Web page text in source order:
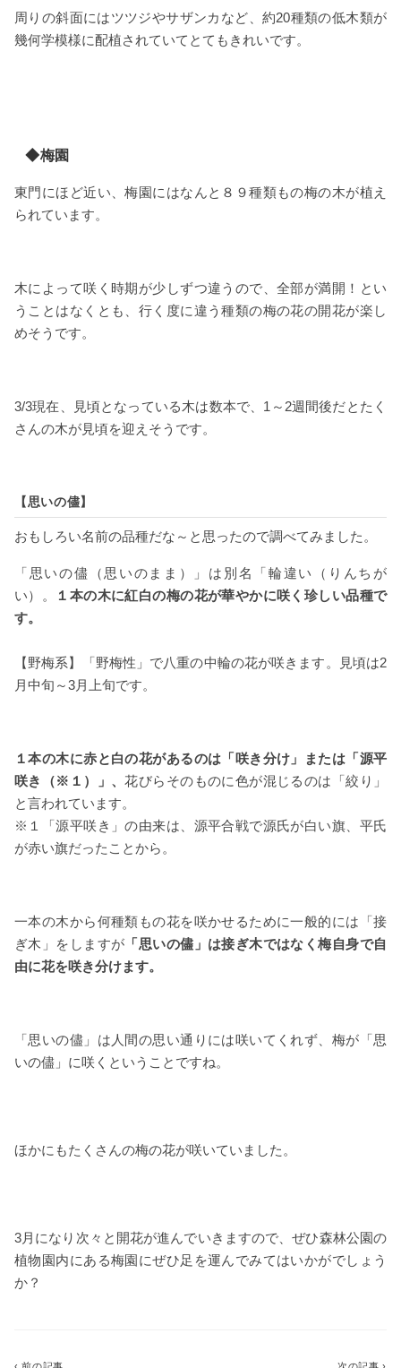
周りの斜面にはツツジやサザンカなど、約20種類の低木類が
幾何学模様に配植されていてとてもきれいです。
◆梅園
東門にほど近い、梅園にはなんと８９種類もの梅の木が植え
られています。
木によって咲く時期が少しずつ違うので、全部が満開！とい
うことはなくとも、行く度に違う種類の梅の花の開花が楽し
めそうです。
3/3現在、見頃となっている木は数本で、1～2週間後だとたく
さんの木が見頃を迎えそうです。
【思いの儘】
おもしろい名前の品種だな～と思ったので調べてみました。
「思いの儘（思いのまま）」は別名「輪違い（りんちが
い）。
１本の木に紅白の梅の花が華やかに咲く珍しい品種で
す。
【野梅系】「野梅性」で八重の中輪の花が咲きます。見頃は2
月中旬～3月上旬です。
１本の木に赤と白の花があるのは「咲き分け」または「源平
咲き（※ １）」、花びらそのものに色が混じるのは「絞り」
と言われています。
※１「源平咲き」の由来は、源平合戦で源氏が白い旗、平氏
が赤い旗だったことから。
一本の木から何種類もの花を咲かせるために一般的には「接
ぎ木」をしますが 「思いの儘」は接ぎ木ではなく梅自身で自
由に花を咲き分けます。
「思いの儘」は人間の思い通りには咲いてくれず、梅が「思
いの儘」に咲くということですね。
ほかにもたくさんの梅の花が咲いていました。
3月になり次々と開花が進んでいきますので、ぜひ森林公園の
植物園内にある梅園にぜひ足を運んでみてはいかがでしょう
か？